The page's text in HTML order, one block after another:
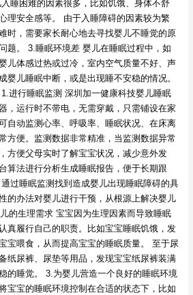
睡困难的因素很多，比如饥饿、身体不舒
理安全感等。 由于入睡障碍的因素较为繁
时，需要家长耐心地去寻找婴儿不睡觉的原
题。 3.睡眠环境差 婴儿在睡眠过程中，如
儿体感过热或过冷，室内空气质量不好、声
婴儿睡眠中断，或是出现睡不安稳的情况。
进行睡眠监测 深圳加一健康科技婴儿睡眠
，运行时不带电，无需穿戴，只需铺设在家
自动监测心率、呼吸率、睡眠状况、在床离
方便。监测数据非常精准，当监测数据异常
方便父母实时了解宝宝状况，减少意外发
算法进行分析生成睡眠报告，便于长期跟
过睡眠监测找到造成婴儿出现睡眠障碍的具
的办法对婴儿进行干预，从根源上解决婴儿
的生理需求 宝宝因为生理因素而导致睡眠
真履行自己的职责。比如宝宝睡眠饥饿，发
宝喂食，从而提高宝宝的睡眠质量。 至于尿
纸尿裤、尿垫等用品，发现宝宝纸尿裤装满
的睡觉。 3.为婴儿营造一个良好的睡眠环境
宝宝的睡眠环境控制在合适的状态下，比如